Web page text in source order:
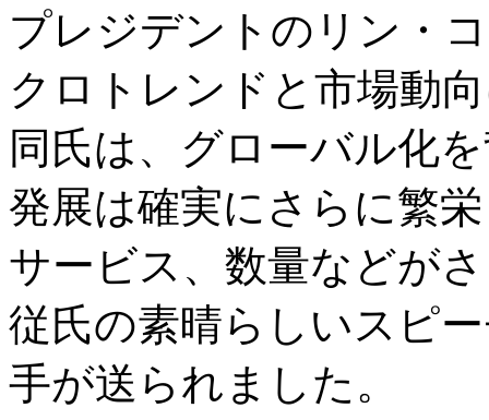
プレジデントのリン・
クロトレンドと市場動
同氏は、グローバル化
発展は確実にさらに繁
サービス、数量などが
従氏の素晴らしいスピ
手が送られました。